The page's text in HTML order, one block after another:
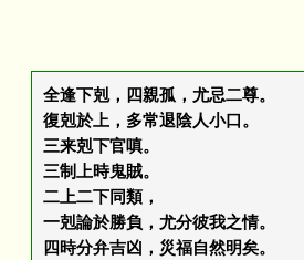
全逢下剋，四親孤，尤忌二尊。
復剋於上，多常退陰人小口。
三来剋下官嗔。
三制上時鬼賊。
二上二下同類，
一剋論於勝負，尤分彼我之情。
四時分弁吉凶，災福自然明矣。